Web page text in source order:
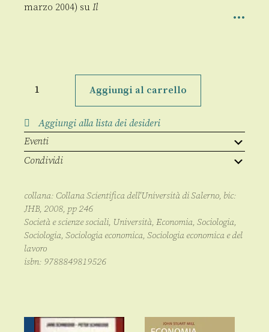
marzo 2004) su Il
Trasformazioni
Golfo
di
Policastro
(1950-
1980)
quantità
Aggiungi al carrello
Aggiungi alla lista dei desideri
Eventi
Condividi
collana: Collana Scientifica dell'Università di Salerno, bic:
JHB, 2008, pp246
Società e scienze sociali, Università, Economia, Sociologia,
Sociologia, Sociologia economica, Sociologia economica e del
lavoro
isbn: 9788849819526